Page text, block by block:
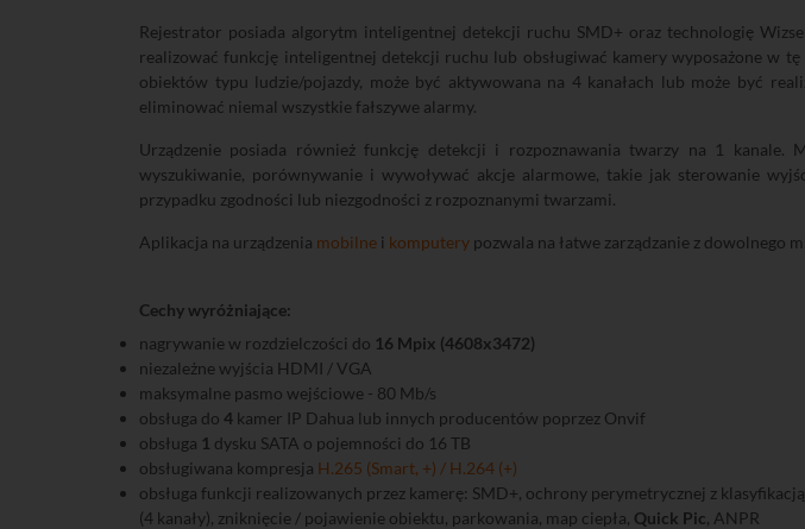
Rejestrator posiada algorytm inteligentnej detekcji ruchu SMD+ oraz technologię
realizować funkcję inteligentnej detekcji ruchu lub obsługiwać kamery wyposażone w
obiektów typu ludzie/pojazdy, może być aktywowana na 4 kanałach lub może być
eliminować niemal wszystkie fałszywe alarmy.
Urządzenie posiada również funkcję detekcji i rozpoznawania twarzy na 1
wyszukiwanie, porównywanie i wywoływać akcje alarmowe, takie jak sterowanie
przypadku zgodności lub niezgodności z rozpoznanymi twarzami.
Aplikacja na urządzenia mobilne i komputery pozwala na łatwe zarządzanie z dowolnego
Cechy wyróżniające:
nagrywanie w rozdzielczości do 16 Mpix (4608x3472)
niezależne wyjścia HDMI / VGA
maksymalne pasmo wejściowe - 80 Mb/s
obsługa do 4 kamer IP Dahua lub innych producentów poprzez Onvif
obsługa 1 dysku SATA o pojemności do 16 TB
obsługiwana kompresja H.265 (Smart, +) / H.264 (+)
obsługa funkcji realizowanych przez kamerę: SMD+, ochrony perymetrycznej z
(4 kanały), zniknięcie / pojawienie obiektu, parkowania, map ciepła, Quick Pic, ANPR